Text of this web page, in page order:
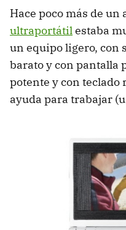
Hace poco más de
ultraportátilestaba
un equipo ligero, con
barato y con pantalla
potente y con teclado
ayuda para trabajar